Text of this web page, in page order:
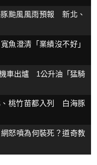
颱風風雨預報 新北、
魚澄清「業績沒不好」
車出爐 1公升油「猛騎
、桃竹苗都入列 白海豚
怒噴為何裝死？道奇教